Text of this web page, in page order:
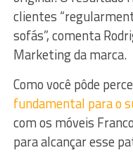
clientes
sofás”, comenta
Marketing da marca.
Como você pôde
fundamental para o
com os móveis
para alcançar esse